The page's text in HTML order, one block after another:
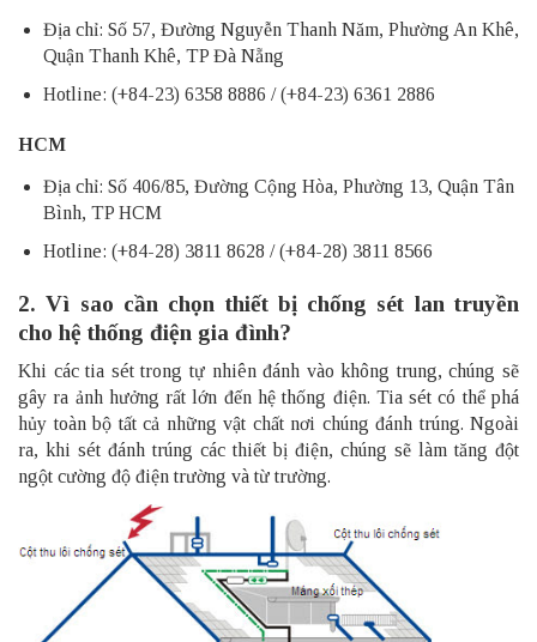
Địa chỉ: Số 57, Đường Nguyễn Thanh Năm, Phường An Khê,
Quận Thanh Khê, TP Đà Nẵng
Hotline: (+84-23) 6358 8886 / (+84-23) 6361 2886
HCM
Địa chỉ: Số 406/85, Đường Cộng Hòa, Phường 13, Quận Tân
Bình, TP HCM
Hotline: (+84-28) 3811 8628 / (+84-28) 3811 8566
2. Vì sao cần chọn thiết bị chống sét lan truyền
cho hệ thống điện gia đình?
Khi các tia sét trong tự nhiên đánh vào không trung, chúng sẽ
gây ra ảnh hưởng rất lớn đến hệ thống điện. Tia sét có thể phá
hủy toàn bộ tất cả những vật chất nơi chúng đánh trúng. Ngoài
ra, khi sét đánh trúng các thiết bị điện, chúng sẽ làm tăng đột
ngột cường độ điện trường và từ trường.